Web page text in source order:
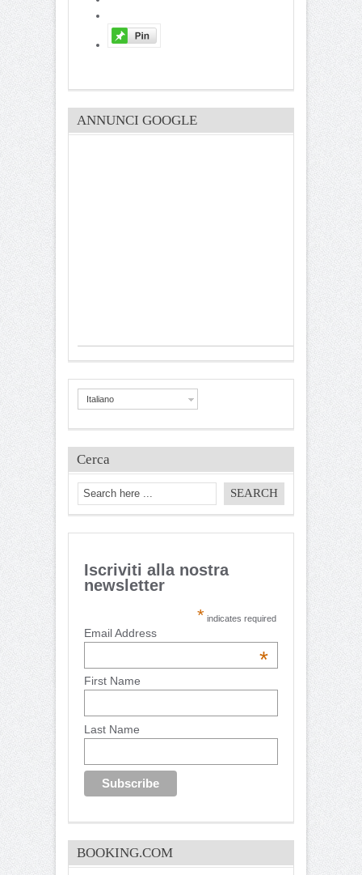
ANNUNCI GOOGLE
Italiano
Cerca
Iscriviti alla nostra
newsletter
* indicates required
Email Address
*
First Name
Last Name
BOOKING.COM